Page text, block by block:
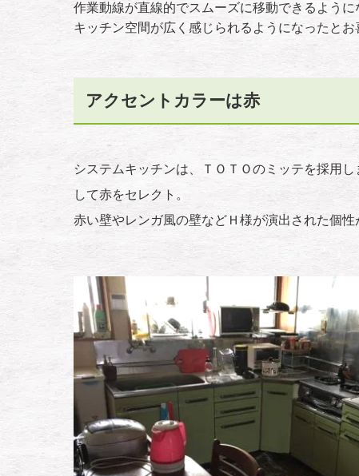
作業動線が直線的でスムーズに移動できるよう
キッチン空間が広く感じられるようになったとお
アクセントカラーは赤
システムキッチンは、ＴＯＴＯのミッテを採用
して赤をセレクト。
赤い壁やレンガ風の壁などＨ様が演出された個性